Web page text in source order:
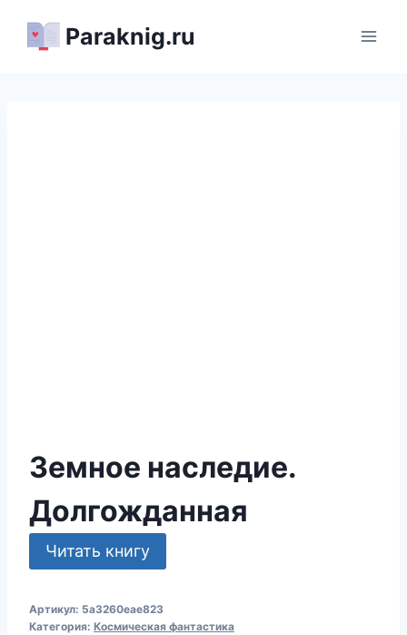
Paraknig.ru
Земное наследие.
Долгожданная
Читать книгу
Артикул: 5a3260eae823
Категория: Космическая фантастика